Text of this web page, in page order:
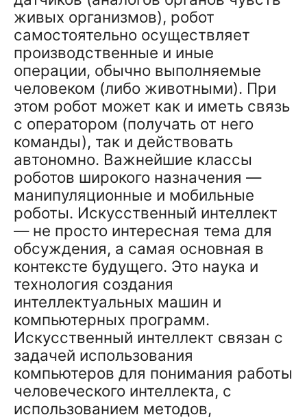
живых организмов), робот
самостоятельно осуществляет
производственные и иные
операции, обычно выполняемые
человеком (либо животными). При
этом робот может как и иметь связь
с оператором (получать от него
команды), так и действовать
автономно. Важнейшие классы
роботов широкого назначения —
манипуляционные и мобильные
роботы. Искусственный интеллект
— не просто интересная тема для
обсуждения, а самая основная в
контексте будущего. Это наука и
технология создания
интеллектуальных машин и
компьютерных программ.
Искусственный интеллект связан с
задачей использования
компьютеров для понимания работы
человеческого интеллекта, с
использованием методов,